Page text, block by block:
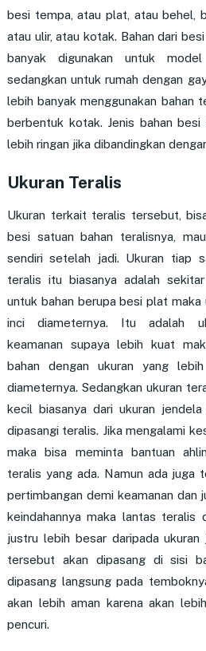
besi tempa, atau plat, atau behel,
atau ulir, atau kotak. Bahan dari
banyak digunakan untuk
sedangkan untuk rumah dengan
lebih banyak menggunakan bahan
berbentuk kotak. Jenis bahan
lebih ringan jika dibandingkan
Ukuran Teralis
Ukuran terkait teralis tersebut,
besi satuan bahan teralisnya,
sendiri setelah jadi. Ukuran tiap
teralis itu biasanya adalah
untuk bahan berupa besi plat maka
inci diameternya. Itu adalah
keamanan supaya lebih kuat
bahan dengan ukuran yang
diameternya. Sedangkan ukuran
kecil biasanya dari ukuran
dipasangi teralis. Jika mengalami
maka bisa meminta bantuan
teralis yang ada. Namun ada juga
pertimbangan demi keamanan dan
keindahannya maka lantas teralis
justru lebih besar daripada ukuran
tersebut akan dipasang di sisi
dipasang langsung pada
akan lebih aman karena akan
pencuri.